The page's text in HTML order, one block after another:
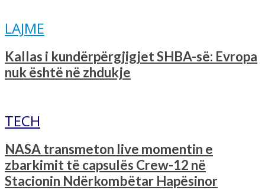
LAJME
Kallas i kundërpërgjigjet SHBA-së: Evropa
nuk është në zhdukje
TECH
NASA transmeton live momentin e
zbarkimit të capsulës Crew-12 në
Stacionin Ndërkombëtar Hapësinor